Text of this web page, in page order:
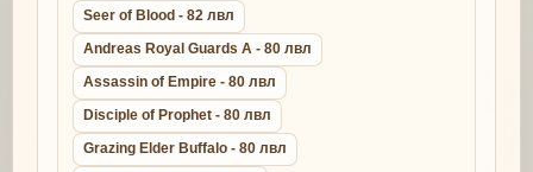
Seer of Blood - 82 лвл
Andreas Royal Guards A - 80 лвл
Assassin of Empire - 80 лвл
Disciple of Prophet - 80 лвл
Grazing Elder Buffalo - 80 лвл